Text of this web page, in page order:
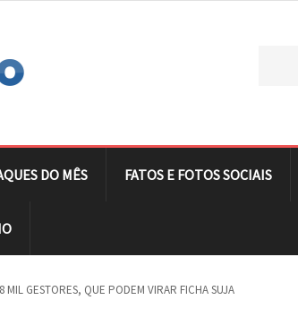
DO MÊS FATOS E FOTOS SOCIAIS
MIL GESTORES, QUE PODEM VIRAR FICHA SUJA